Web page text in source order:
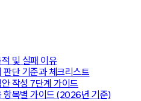
및 실패 이유
판단 기준과 체크리스트
작성 7단계 가이드
항목별 가이드 (2026년 기준)